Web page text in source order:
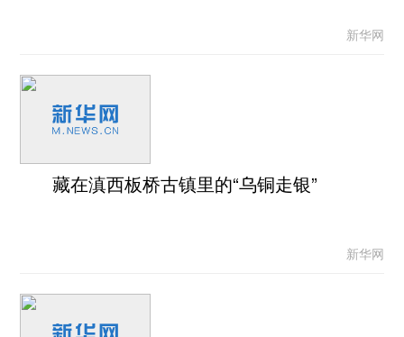
新华网
藏在滇西板桥古镇里的“乌铜走银”
新华网